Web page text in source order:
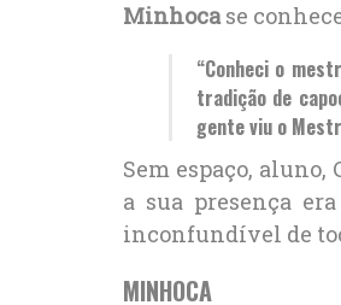
Minhocase
“Conheci o
tradição de
gente viu o
Sem espaço,
a sua presença
inconfundível de
MINHOCA